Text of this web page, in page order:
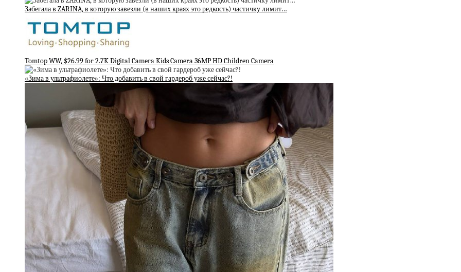
Забегала в ZARINA, в которую завезли (в наших краях это редкость) частичку лимит…
Tomtop WW, $26.99 for 2.7K Digital Camera Kids Camera 36MP HD Children Camera
«Зима в ультрафиолете»: Что добавить в свой гардероб уже сейчас?!